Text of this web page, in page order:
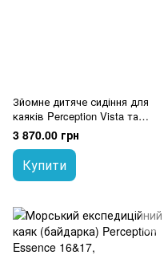
Зйомне дитяче сидіння для
каяків Perception Vista та
Prodigy-II
3 870.00 грн
Купити